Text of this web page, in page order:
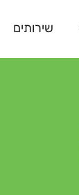
שירותים